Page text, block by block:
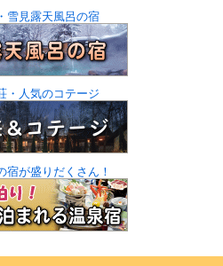
雪見露天風呂の宿
・人気のコテージ
宿が盛りだくさん！